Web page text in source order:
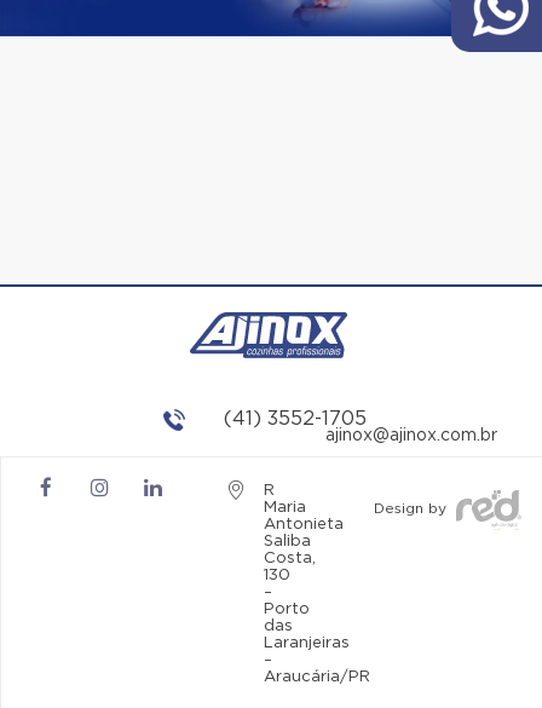
(41) 3552-1705
ajinox@ajinox.com.br
R
Maria
Antonieta
Saliba
Costa,
130
–
Porto
das
Laranjeiras
–
Araucária/PR
Design by